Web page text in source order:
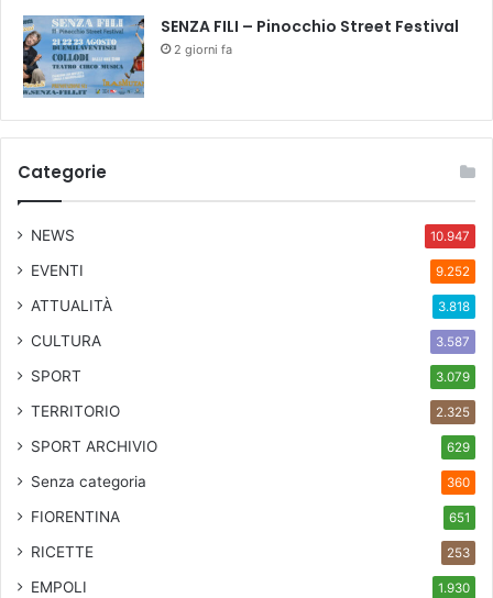
o
n
I
r
n
m
n
"
SENZA FILI – Pinocchio Street Festival
2 giorni fa
Categorie
NEWS 10.947
EVENTI 9.252
ATTUALITÀ 3.818
CULTURA 3.587
SPORT 3.079
TERRITORIO 2.325
SPORT ARCHIVIO 629
Senza categoria 360
FIORENTINA 651
RICETTE 253
EMPOLI 1.930